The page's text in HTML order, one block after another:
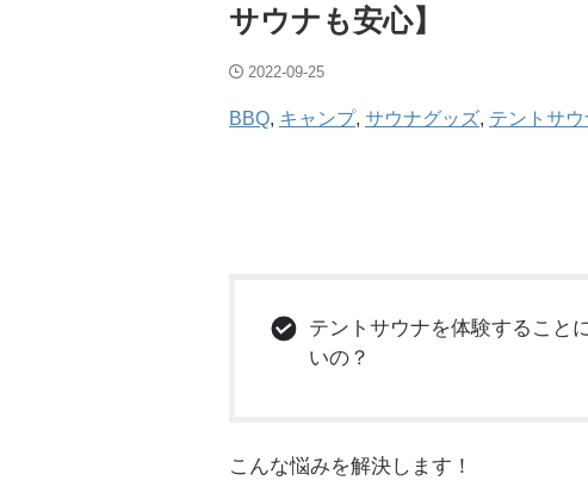
サウナも安心】
2022-09-25
BBQ, キャンプ, サウナグッズ, テントサウ
テントサウナを体験すること
いの？
こんな悩みを解決します！